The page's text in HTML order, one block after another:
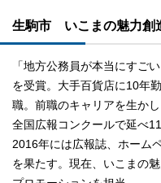
生駒市 いこまの魅力
「地方公務員が本当にすご
を受賞。大手百貨店に10年
職。前職のキャリアを生か
全国広報コンクールで延べ
2016年には広報誌、ホーム
を果たす。現在、いこまの